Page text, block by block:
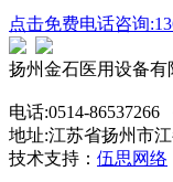
点击免费电话咨询
扬州金石医用设备有
电话:0514-86537266
地址:江苏省扬州市
技术支持： 伍思网络